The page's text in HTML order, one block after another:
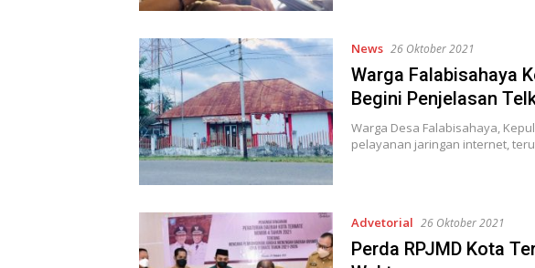
News 26 Oktober 2021
Warga Falabisahaya
Begini Penjelasan
Warga Desa Falabisahaya,
pelayanan jaringan internet,
Advetorial 26 Oktober 2021
Perda RPJMD Kota